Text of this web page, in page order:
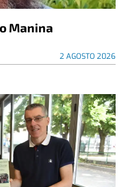
Manina
2 AGOSTO 2026